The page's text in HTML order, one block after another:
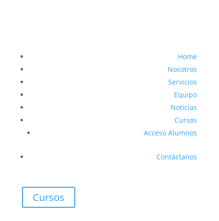
Home
Nosotros
Servicios
Equipo
Noticias
Cursos
Acceso Alumnos
Contáctanos
Cursos